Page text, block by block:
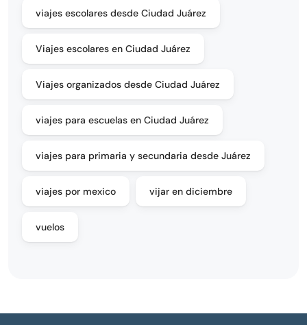
viajes escolares desde Ciudad Juárez
Viajes escolares en Ciudad Juárez
Viajes organizados desde Ciudad Juárez
viajes para escuelas en Ciudad Juárez
viajes para primaria y secundaria desde Juárez
viajes por mexico vijar en diciembre
vuelos